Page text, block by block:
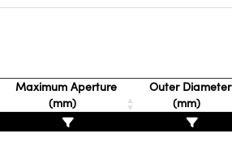
Maximum Aperture
(mm)
Outer Diameter
(mm)